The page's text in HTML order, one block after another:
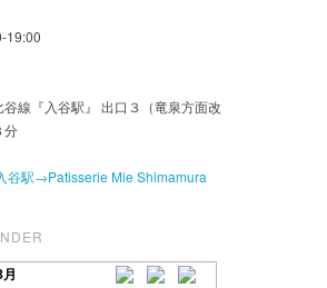
19:00
線『入谷駅』 出口３（竜泉方面改
分
谷駅→Patisserie Mie Shimamura